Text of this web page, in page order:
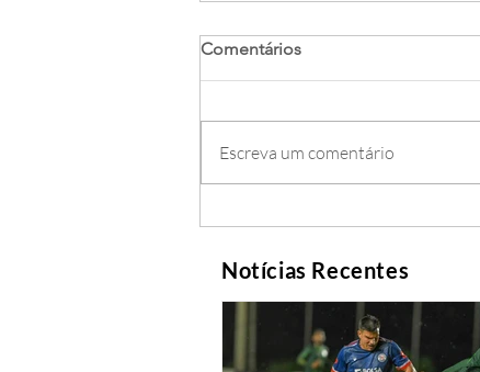
Comentários
Escreva um comentário
Notícias Recentes